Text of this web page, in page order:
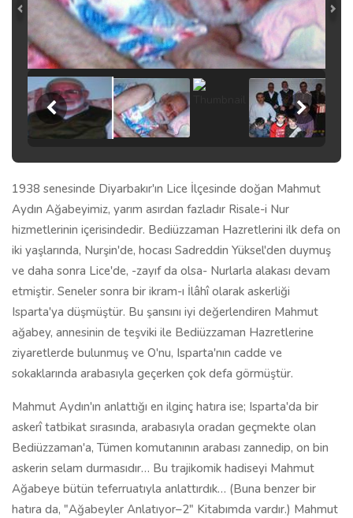
1938 senesinde Diyarbakır'ın Lice İlçesinde doğan Mahmut
Aydın Ağabeyimiz, yarım asırdan fazladır Risale-i Nur
hizmetlerinin içerisindedir. Bediüzzaman Hazretlerini ilk defa on
iki yaşlarında, Nurşin'de, hocası Sadreddin Yüksel'den duymuş
ve daha sonra Lice'de, -zayıf da olsa- Nurlarla alakası devam
etmiştir. Seneler sonra bir ikram-ı İlâhî olarak askerliği
Isparta'ya düşmüştür. Bu şansını iyi değerlendiren Mahmut
sokaklarında arabasıyla geçerken çok defa görmüştür.
Mahmut Aydın'ın anlattığı en ilginç hatıra ise; Isparta'da bir
askerî tatbikat sırasında, arabasıyla oradan geçmekte olan
Bediüzzaman'a, Tümen komutanının arabası zannedip, on bin
askerin selam durmasıdır… Bu trajikomik hadiseyi Mahmut
Ağabeye bütün teferruatıyla anlattırdık… (Buna benzer bir
hatıra da, "Ağabeyler Anlatıyor–2" Kitabımda vardır.) Mahmut
Aydın'ın anlattığı hatıralar arasında ilginç ayrıntılar da var:
Arabasıyla yoldan geçen Bediüzzaman'a, sokaktaki, hatta
gösterdikleri olağanüstü hürmet ve alakaları gibi…
Yılların verdiği tecrübeyle konuşan Mahmut Aydın'ın güzel bir
tespiti var ki, katılmamak mümkün değil. Diyor ki: "Nur
cemaatlerinin muhtelif olması hayırlıdır inşallah. Bir insanın
uzuvları gibi her birisi bir hizmete koşuyor… Bunu normal